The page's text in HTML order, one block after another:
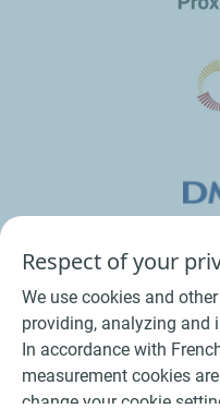
Respect of your
We use cookies and
providing, analyzing and
In accordance with
measurement cookies
change your cookie